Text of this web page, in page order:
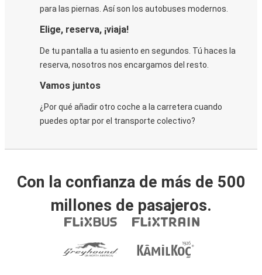
para las piernas. Así son los autobuses modernos.
Elige, reserva, ¡viaja!
De tu pantalla a tu asiento en segundos. Tú haces la
reserva, nosotros nos encargamos del resto.
Vamos juntos
¿Por qué añadir otro coche a la carretera cuando
puedes optar por el transporte colectivo?
Con la confianza de más de 500
millones de pasajeros.